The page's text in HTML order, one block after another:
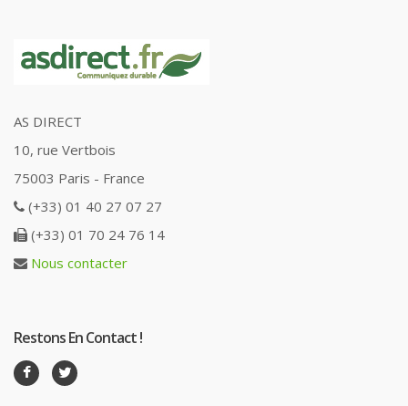
AS DIRECT
10, rue Vertbois
75003 Paris - France
(+33) 01 40 27 07 27
(+33) 01 70 24 76 14
Nous contacter
Restons En Contact !